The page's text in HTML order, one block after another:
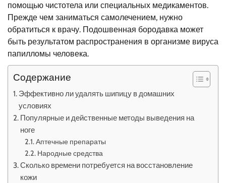
помощью чистотела или специальных медикаментов.
Прежде чем заниматься самолечением, нужно
обратиться к врачу. Подошвенная бородавка может
быть результатом распространения в организме вируса
папилломы человека.
Содержание
Эффективно ли удалять шипицу в домашних
условиях
Популярные и действенные методы выведения на
ноге
Аптечные препараты
Народные средства
Сколько времени потребуется на восстановление
кожи